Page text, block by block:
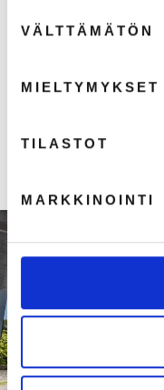
valinta
VÄLTTÄMÄTÖN
MIELTYMYKSET
TILASTOT
MARKKINOINTI
€115,00